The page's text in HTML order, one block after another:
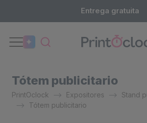
Entrega gratuita
Tótem publicitario
PrintOclock Expositores
Stand
Tótem publicitario